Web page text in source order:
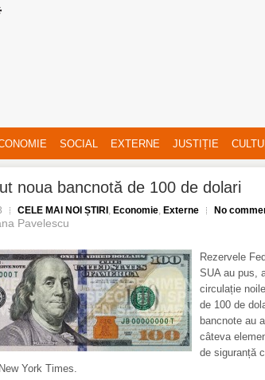
SOCIAL EXTERNE JUSTIȚIE
noua bancnotă de 100 de dolari
CELE MAI NOI ȘTIRI , Economie, Externe No
Pavelescu
Rezervele
SUA au pus,
circulație
de 100 de
bancnote au
câteva
de siguranță
York Times.